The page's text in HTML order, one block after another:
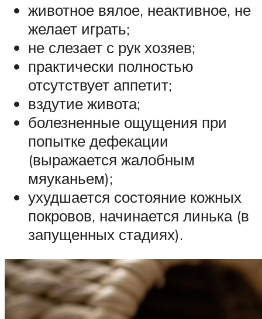
животное вялое, неактивное, не
желает играть;
не слезает с рук хозяев;
практически полностью
отсутствует аппетит;
вздутие живота;
болезненные ощущения при
попытке дефекации
(выражается жалобным
мяуканьем);
ухудшается состояние кожных
покровов, начинается линька (в
запущенных стадиях).